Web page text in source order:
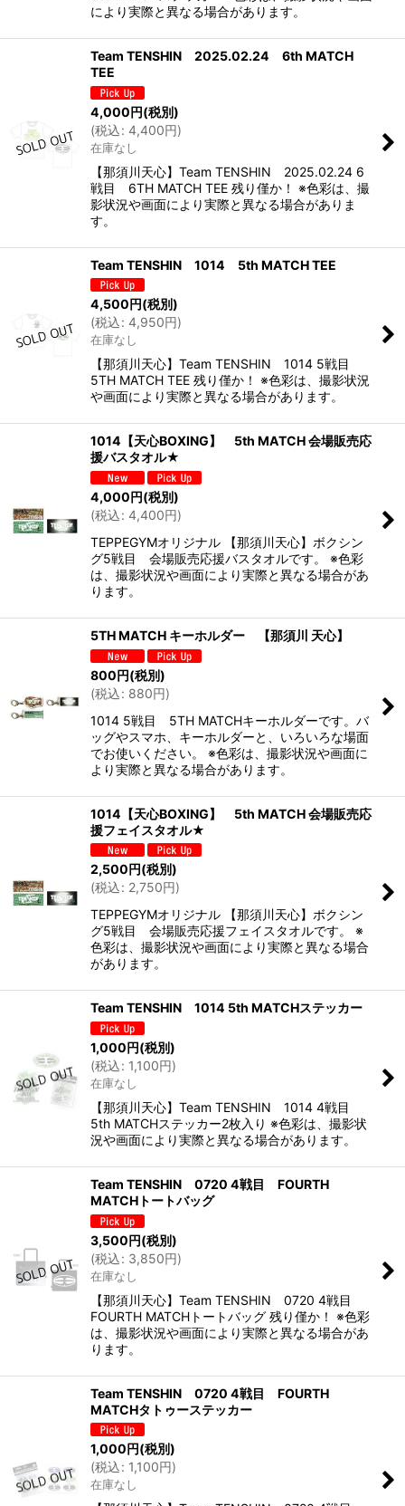
により実際と異なる場合があります。
Team TENSHIN 2025.02.24 6th MATCH
TEE
4,000円(税別)
(税込: 4,400円)
在庫なし
【那須川天心】Team TENSHIN 2025.02.24 6
戦目 6TH MATCH TEE 残り僅か！ ※色彩は、撮
影状況や画面により実際と異なる場合がありま
す。
Team TENSHIN 1014 5th MATCH TEE
4,500円(税別)
(税込: 4,950円)
在庫なし
【那須川天心】Team TENSHIN 1014 5戦目
5TH MATCH TEE 残り僅か！ ※色彩は、撮影状況
や画面により実際と異なる場合があります。
1014【天心BOXING】 5th MATCH 会場販売応
援バスタオル★
4,000円(税別)
(税込: 4,400円)
TEPPEGYMオリジナル 【那須川天心】ボクシン
グ5戦目 会場販売応援バスタオルです。 ※色彩
は、撮影状況や画面により実際と異なる場合があ
ります。
5TH MATCH キーホルダー 【那須川 天心】
800円(税別)
(税込: 880円)
1014 5戦目 5TH MATCHキーホルダーです。バ
ッグやスマホ、キーホルダーと、いろいろな場面
でお使いください。 ※色彩は、撮影状況や画面に
より実際と異なる場合があります。
1014【天心BOXING】 5th MATCH 会場販売応
援フェイスタオル★
2,500円(税別)
(税込: 2,750円)
TEPPEGYMオリジナル 【那須川天心】ボクシン
グ5戦目 会場販売応援フェイスタオルです。 ※
色彩は、撮影状況や画面により実際と異なる場合
があります。
Team TENSHIN 1014 5th MATCHステッカー
1,000円(税別)
(税込: 1,100円)
在庫なし
【那須川天心】Team TENSHIN 1014 4戦目
5th MATCHステッカー2枚入り ※色彩は、撮影状
況や画面により実際と異なる場合があります。
Team TENSHIN 0720 4戦目 FOURTH
MATCHトートバッグ
3,500円(税別)
(税込: 3,850円)
在庫なし
【那須川天心】Team TENSHIN 0720 4戦目
FOURTH MATCHトートバッグ 残り僅か！ ※色彩
は、撮影状況や画面により実際と異なる場合があ
ります。
Team TENSHIN 0720 4戦目 FOURTH
MATCHタトゥーステッカー
1,000円(税別)
(税込: 1,100円)
在庫なし